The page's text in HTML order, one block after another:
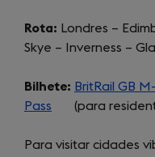
Rota: Londres –
Skye – Inverness –
Bilhete: BritRail GB
Pass (opens
a
(para
Para visitar cidades